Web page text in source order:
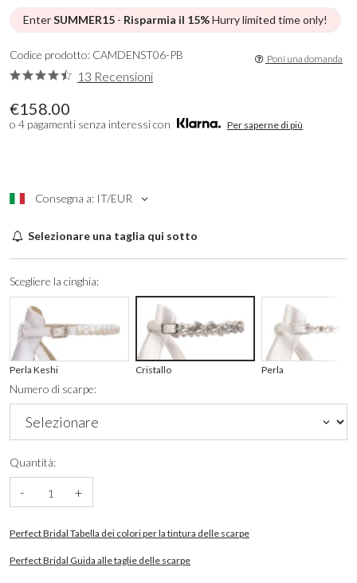
EnterSUMMER15 - Risparmia il 15%Hurry limited time only!
€158.00
o 4 pagamenti senza interessi con Per saperne di più
Consegna a: IT/EUR
Codice prodotto: CAMDENST06-PB
13 Recensioni
Poni una domanda
Selezionare una taglia qui sotto
Scegliere la cinghia:
Perla Keshi Cristallo Perla
Numero di scarpe:
Quantità:
- +
Perfect Bridal Tabella dei colori per la tintura delle scarpe
Perfect Bridal Guida alle taglie delle scarpe